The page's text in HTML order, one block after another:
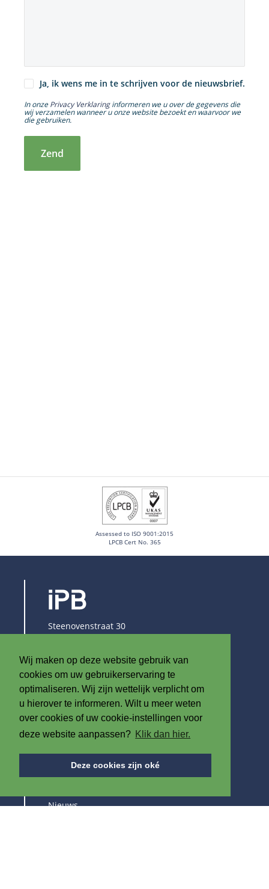
Wij maken op deze website gebruik van
cookies om uw gebruikerservaring te
optimaliseren. Wij zijn wettelijk verplicht om
u hierover te informeren. Wilt u meer weten
over cookies of uw cookie-instellingen voor
deze website aanpassen? Klik dan hier.
Deze cookies zijn oké
Ja, ik wens me in te schrijven voor de nieuwsbrief.
In onzePrivacy Verklaringinformeren we u over de gegevens die
wij verzamelen wanneer u onze website bezoekt en waarvoor we
die gebruiken.
Zend
Assessed to ISO 9001:2015
LPCB Cert No. 365
Steenovenstraat 30
T+32 (0)56 60 79 19
F +32 (0)56 61 08 85
info@iplast.be
OVER ONS
Nieuws